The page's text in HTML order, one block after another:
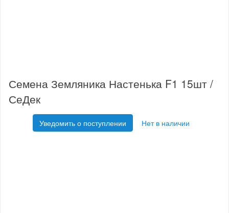
Семена Земляника Настенька F1 15шт /
СеДек
Уведомить о поступлении Нет в наличии